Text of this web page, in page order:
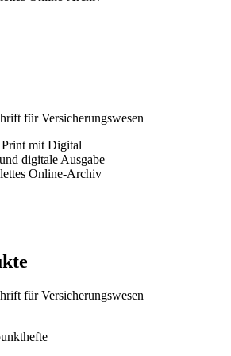
mit Digital
digitale Ausgabe
Online-Archiv